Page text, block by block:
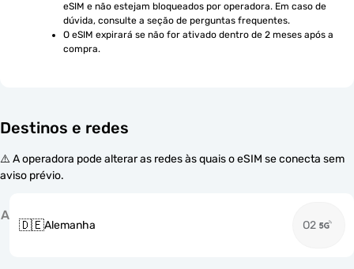
eSIM e não estejam bloqueados por operadora. Em caso de
dúvida, consulte a seção de perguntas frequentes.
O eSIM expirará se não for ativado dentro de 2 meses após a
compra.
Destinos e redes
⚠️ A operadora pode alterar as redes às quais o eSIM se conecta sem
aviso prévio.
A
🇩🇪Alemanha O2